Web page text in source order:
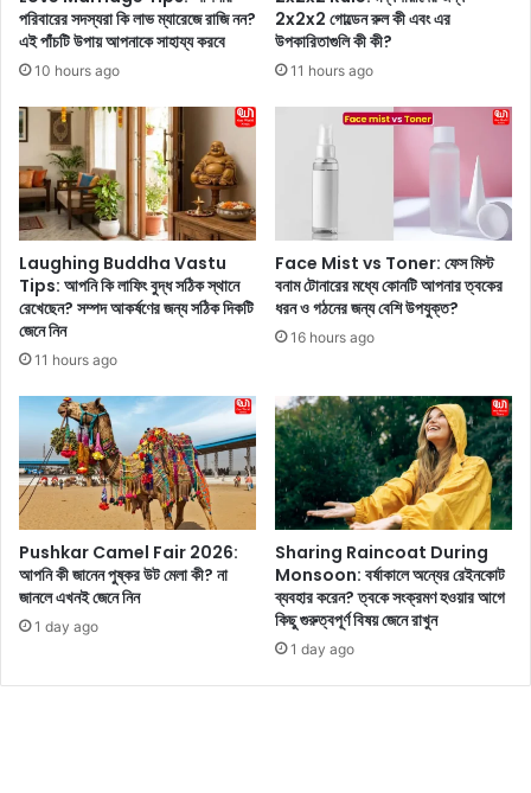
ও
য়া
ই
আ
মা
দে
অ
ধি
কা
র
’
—
এ
দি
অ্
য়া
র্ডে
র
ম
ঞ্চে
অ
ক
ড়ি
ম
নে
ই
থা
য়
ডি
ম
প
ড়
ল
কু
লে
,
এ
দি
ন
পু
লি
শে
র
পরিবারের সদস্যরা কি লাভ ম্যারেজে রাজি নন?
এই পাঁচটি উপায় আপনাকে সাহায্য করবে
10 hours ago
2x2x2 গোল্ডেন রুল কী এবং এর
উপকারিতাগুলি কী কী?
11 hours ago
Laughing Buddha Vastu
Tips: আপনি কি লাফিং বুদ্ধ সঠিক স্থানে
রেখেছেন? সম্পদ আকর্ষণের জন্য সঠিক দিকটি
জেনে নিন
11 hours ago
Face Mist vs Toner: ফেস মিস্ট
বনাম টোনারের মধ্যে কোনটি আপনার ত্বকের
ধরন ও গঠনের জন্য বেশি উপযুক্ত?
16 hours ago
Pushkar Camel Fair 2026:
আপনি কী জানেন পুষ্কর উট মেলা কী? না
জানলে এখনই জেনে নিন
1 day ago
Sharing Raincoat During
Monsoon: বর্ষাকালে অন্যের রেইনকোট
ব্যবহার করেন? ত্বকে সংক্রমণ হওয়ার আগে
কিছু গুরুত্বপূর্ণ বিষয় জেনে রাখুন
1 day ago